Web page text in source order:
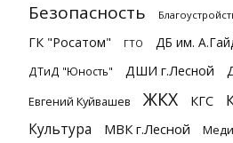
Безопасность
ГК "Росатом" ГТО ДБ им.
ДТиД "Юность" ДШИ г.Лесной
Евгений Куйвашев ЖКХ КГС
Культура МВК г.Лесной